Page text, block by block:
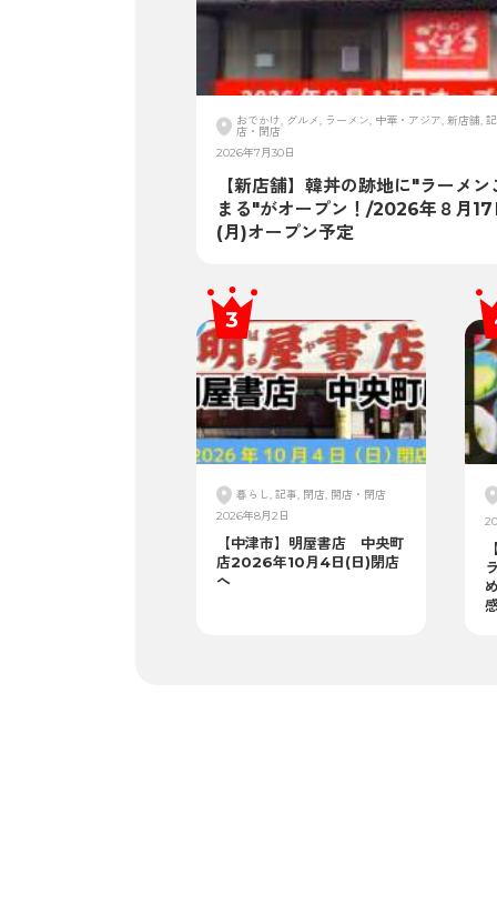
おでかけ, グルメ, ラーメン, 中華・アジア, 新店舗,
店・閉店
2026年7月30日
【新店舗】韓丼の跡地に"ラーメン
まる"がオープン！/2026年８月17
(月)オープン予定
暮らし, 記事, 閉店, 開店・閉店
2026年8月2日
【中津市】明屋書店 中央町
店2026年10月4日(日)閉店
へ